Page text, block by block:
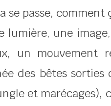
se passe,
lumière, une
un mouvement
des bêtes
et marécages),